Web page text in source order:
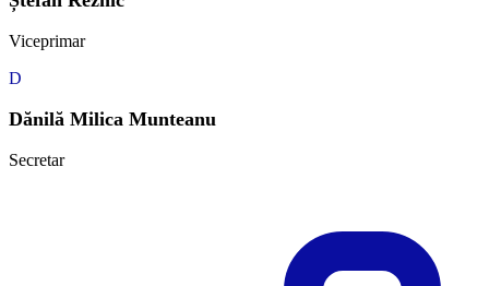
Viceprimar
D
Dănilă Milica Munteanu
Secretar